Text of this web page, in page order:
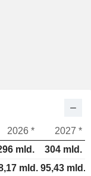
2026 *
2027 *
mld.
304 mld.
mld. 95,43 mld.